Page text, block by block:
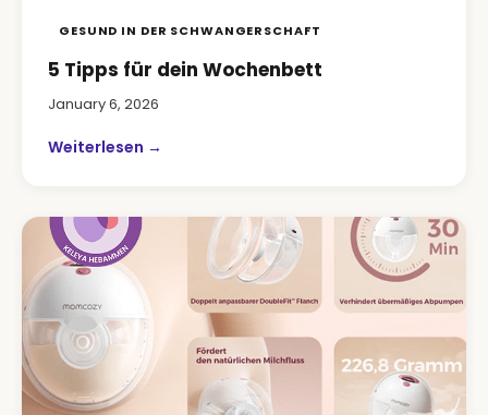
GESUND IN DER SCHWANGERSCHAFT
5 Tipps für dein Wochenbett
January 6, 2026
Weiterlesen →